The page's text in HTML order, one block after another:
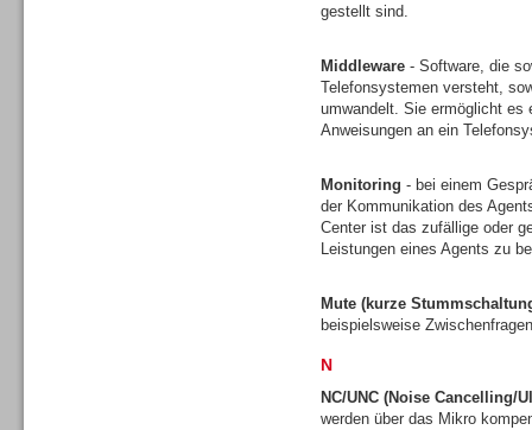
gestellt sind.
Middleware - Software, die
Telefonsystemen versteht,
umwandelt. Sie ermöglicht es
Anweisungen an ein
Monitoring - bei einem
der Kommunikation des
Center ist das zufällige oder
Leistungen eines Agents zu
Mute (kurze
beispielsweise
N
NC/UNC (Noise Cancelling/
werden über das Mikro